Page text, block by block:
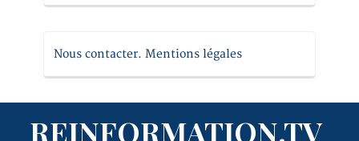
Nous contacter. Mentions légales
REINFORMATION.TV